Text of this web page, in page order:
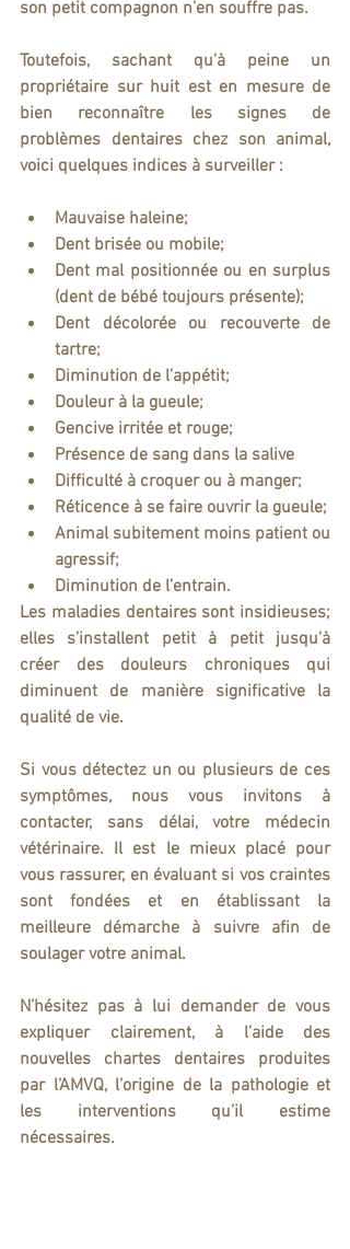
son petit compagnon n’en souffre pas.
Toutefois, sachant qu’à peine un
propriétaire sur huit est en mesure de
bien reconnaître les signes de
problèmes dentaires chez son animal,
voici quelques indices à surveiller :
Mauvaise haleine;
Dent brisée ou mobile;
Dent mal positionnée ou en surplus
(dent de bébé toujours présente);
Dent décolorée ou recouverte de
tartre;
Diminution de l’appétit;
Douleur à la gueule;
Gencive irritée et rouge;
Présence de sang dans la salive
Difficulté à croquer ou à manger;
Réticence à se faire ouvrir la gueule;
Animal subitement moins patient ou
agressif;
Diminution de l’entrain.
Les maladies dentaires sont insidieuses;
elles s’installent petit à petit jusqu’à
créer des douleurs chroniques qui
diminuent de manière significative la
qualité de vie.
Si vous détectez un ou plusieurs de ces
symptômes, nous vous invitons à
contacter, sans délai, votre médecin
vétérinaire. Il est le mieux placé pour
vous rassurer, en évaluant si vos craintes
sont fondées et en établissant la
meilleure démarche à suivre afin de
soulager votre animal.
N’hésitez pas à lui demander de vous
expliquer clairement, à l’aide des
nouvelles chartes dentaires produites
par l’AMVQ, l’origine de la pathologie et
les interventions qu’il estime
nécessaires.